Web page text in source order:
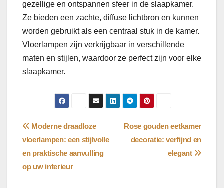
gezellige en ontspannen sfeer in de slaapkamer.
Ze bieden een zachte, diffuse lichtbron en kunnen
worden gebruikt als een centraal stuk in de kamer.
Vloerlampen zijn verkrijgbaar in verschillende
maten en stijlen, waardoor ze perfect zijn voor elke
slaapkamer.
Bericht
navigatie
Rose gouden eetkamer
decoratie: verfijnd en
elegant
Moderne draadloze
vloerlampen: een stijlvolle
en praktische aanvulling
op uw interieur